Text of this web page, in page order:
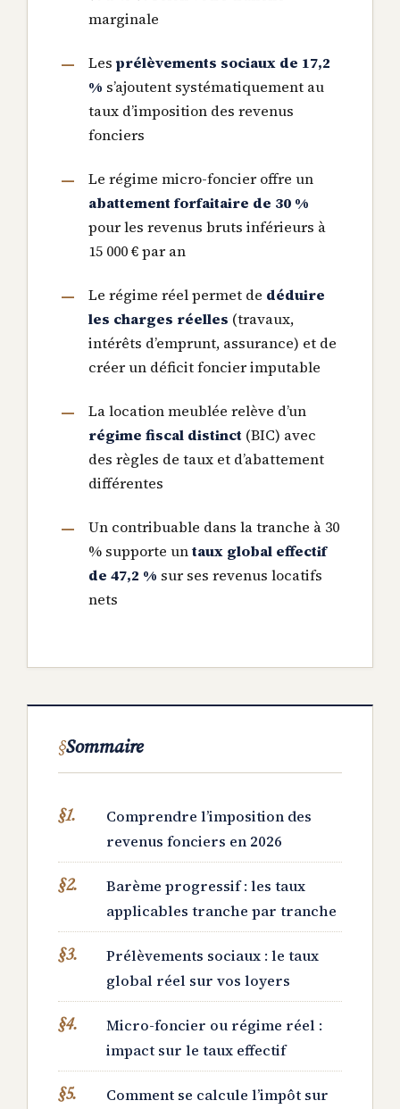
marginale
Les prélèvements sociaux de 17,2
% s’ajoutent systématiquement au
taux d’imposition des revenus
fonciers
Le régime micro-foncier offre un
abattement forfaitaire de 30 %
pour les revenus bruts inférieurs à
15 000 € par an
Le régime réel permet de déduire
les charges réelles (travaux,
intérêts d’emprunt, assurance) et de
créer un déficit foncier imputable
La location meublée relève d’un
régime fiscal distinct(BIC) avec
des règles de taux et d’abattement
différentes
Un contribuable dans la tranche à 30
% supporte untaux global effectif
de 47,2 % sur ses revenus locatifs
nets
Sommaire
Comprendre l’imposition des
revenus fonciers en 2026
Barème progressif : les taux
applicables tranche par tranche
Prélèvements sociaux : le taux
global réel sur vos loyers
Micro-foncier ou régime réel :
impact sur le taux effectif
Comment se calcule l’impôt sur